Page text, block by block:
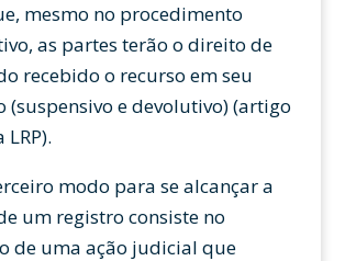
mesmo no procedimento
as partes terão o direito de
recebido o recurso em seu
(suspensivo e devolutivo) (artigo
LRP).
modo para se alcançar a
um registro consiste no
de uma ação judicial que